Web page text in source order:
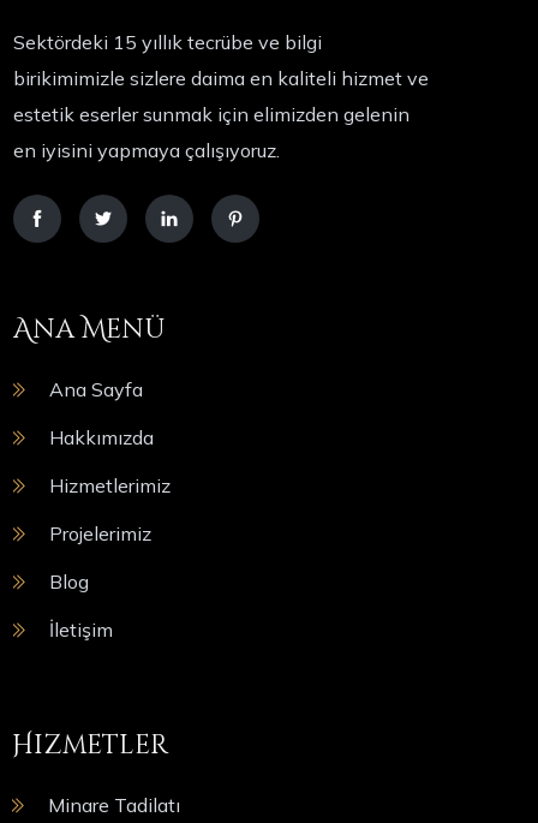
Sektördeki 15 yıllık tecrübe ve bilgi
birikimimizle sizlere daima en kaliteli hizmet ve
estetik eserler sunmak için elimizden gelenin
en iyisini yapmaya çalışıyoruz.
Ana Menü
Ana Sayfa
Hakkımızda
Hizmetlerimiz
Projelerimiz
Blog
İletişim
Hizmetler
Minare Tadilatı